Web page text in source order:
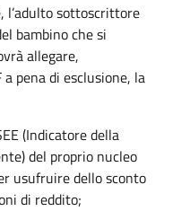
l’adulto sottoscrittore
bambino che si
allegare,
pena di esclusione, la
(Indicatore della
del proprio nucleo
usufruire dello sconto
di reddito;